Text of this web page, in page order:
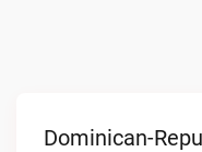
Dominican-